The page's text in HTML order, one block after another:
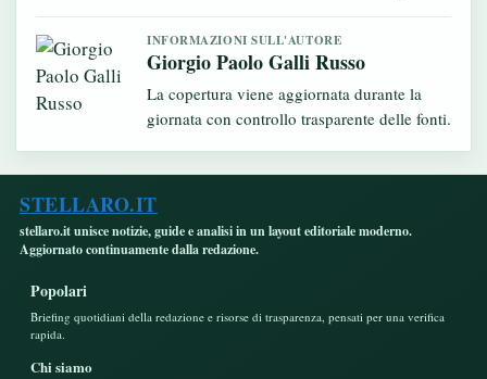
INFORMAZIONI SULL'AUTORE
Giorgio Paolo Galli Russo
La copertura viene aggiornata durante la
giornata con controllo trasparente delle fonti.
STELLARO.IT
stellaro.it unisce notizie, guide e analisi in un layout editoriale moderno.
Aggiornato continuamente dalla redazione.
Popolari
Briefing quotidiani della redazione e risorse di trasparenza, pensati per una verifica
rapida.
Chi siamo